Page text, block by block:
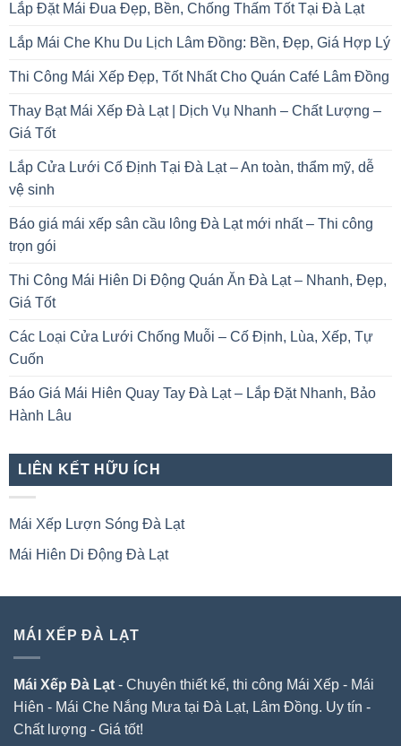
Lắp Đặt Mái Đua Đẹp, Bền, Chống Thấm Tốt Tại Đà Lạt
Lắp Mái Che Khu Du Lịch Lâm Đồng: Bền, Đẹp, Giá Hợp Lý
Thi Công Mái Xếp Đẹp, Tốt Nhất Cho Quán Café Lâm Đồng
Thay Bạt Mái Xếp Đà Lạt | Dịch Vụ Nhanh – Chất Lượng –
Giá Tốt
Lắp Cửa Lưới Cố Định Tại Đà Lạt – An toàn, thẩm mỹ, dễ
vệ sinh
Báo giá mái xếp sân cầu lông Đà Lạt mới nhất – Thi công
trọn gói
Thi Công Mái Hiên Di Động Quán Ăn Đà Lạt – Nhanh, Đẹp,
Giá Tốt
Các Loại Cửa Lưới Chống Muỗi – Cố Định, Lùa, Xếp, Tự
Cuốn
Báo Giá Mái Hiên Quay Tay Đà Lạt – Lắp Đặt Nhanh, Bảo
Hành Lâu
LIÊN KẾT HỮU ÍCH
Mái Xếp Lượn Sóng Đà Lạt
Mái Hiên Di Động Đà Lạt
MÁI XẾP ĐÀ LẠT
Mái Xếp Đà Lạt - Chuyên thiết kế, thi công Mái Xếp - Mái
Hiên - Mái Che Nắng Mưa tại Đà Lạt, Lâm Đồng. Uy tín -
Chất lượng - Giá tốt!